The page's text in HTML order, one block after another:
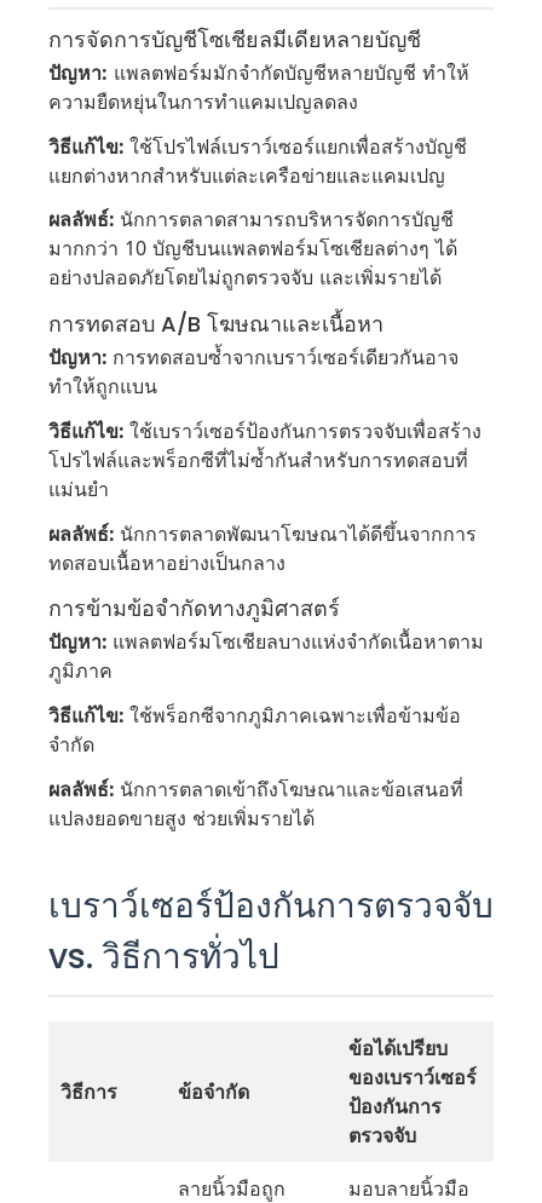
การจัดการบัญชีโซเชียลมีเดียหลายบัญชี
ปัญหา: แพลตฟอร์มมักจำกัดบัญชีหลายบัญชี ทำให้
ความยืดหยุ่นในการทำแคมเปญลดลง
วิธีแก้ไข: ใช้โปรไฟล์เบราว์เซอร์แยกเพื่อสร้างบัญชี
แยกต่างหากสำหรับแต่ละเครือข่ายและแคมเปญ
ผลลัพธ์: นักการตลาดสามารถบริหารจัดการบัญชี
มากกว่า 10 บัญชีบนแพลตฟอร์มโซเชียลต่างๆ ได้
อย่างปลอดภัยโดยไม่ถูกตรวจจับ และเพิ่มรายได้
การทดสอบ A/B โฆษณาและเนื้อหา
ปัญหา: การทดสอบซ้ำจากเบราว์เซอร์เดียวกันอาจ
ทำให้ถูกแบน
วิธีแก้ไข: ใช้เบราว์เซอร์ป้องกันการตรวจจับเพื่อสร้าง
โปรไฟล์และพร็อกซีที่ไม่ซ้ำกันสำหรับการทดสอบที่
แม่นยำ
ผลลัพธ์: นักการตลาดพัฒนาโฆษณาได้ดีขึ้นจากการ
ทดสอบเนื้อหาอย่างเป็นกลาง
การข้ามข้อจำกัดทางภูมิศาสตร์
ปัญหา: แพลตฟอร์มโซเชียลบางแห่งจำกัดเนื้อหาตาม
ภูมิภาค
วิธีแก้ไข: ใช้พร็อกซีจากภูมิภาคเฉพาะเพื่อข้ามข้อ
จำกัด
ผลลัพธ์: นักการตลาดเข้าถึงโฆษณาและข้อเสนอที่
แปลงยอดขายสูง ช่วยเพิ่มรายได้
เบราว์เซอร์ป้องกันการตรวจจับ
vs. วิธีการทั่วไป
วิธีการ ข้อจำกัด
ข้อได้เปรียบ
ของเบราว์เซอร์
ป้องกันการ
ตรวจจับ
ลายนิ้วมือถูก
มอบลายนิ้วมือ